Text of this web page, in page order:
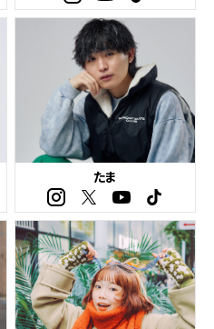
たま